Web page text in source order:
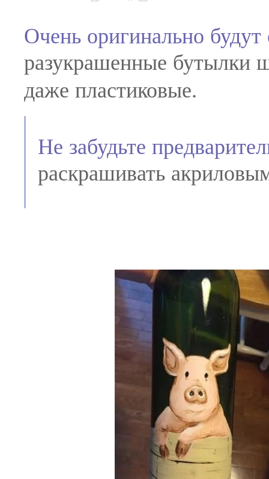
Очень оригинально будут
разукрашенные бутылки
даже пластиковые.
Не забудьте
раскрашивать